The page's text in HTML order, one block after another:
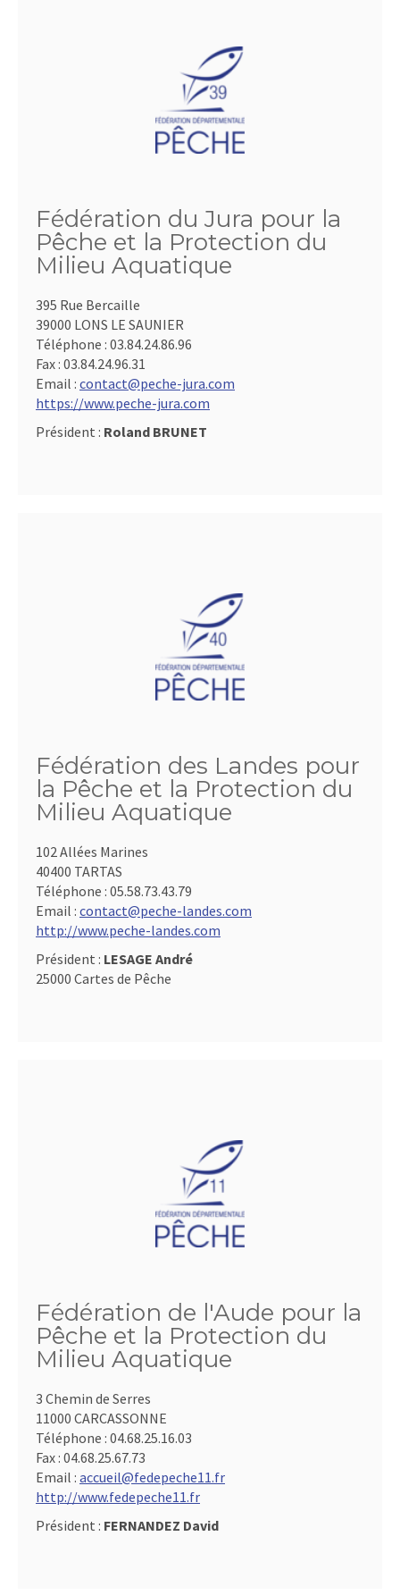
Fédération du Jura pour la
Pêche et la Protection du
Milieu Aquatique
395 Rue Bercaille
39000 LONS LE SAUNIER
Téléphone : 03.84.24.86.96
Fax : 03.84.24.96.31
Email : contact@peche-jura.com
https://www.peche-jura.com
Président : Roland BRUNET
Fédération des Landes pour
la Pêche et la Protection du
Milieu Aquatique
102 Allées Marines
40400 TARTAS
Téléphone : 05.58.73.43.79
Email : contact@peche-landes.com
http://www.peche-landes.com
Président : LESAGE André
25000 Cartes de Pêche
Fédération de l'Aude pour la
Pêche et la Protection du
Milieu Aquatique
3 Chemin de Serres
11000 CARCASSONNE
Téléphone : 04.68.25.16.03
Fax : 04.68.25.67.73
Email : accueil@fedepeche11.fr
http://www.fedepeche11.fr
Président : FERNANDEZ David